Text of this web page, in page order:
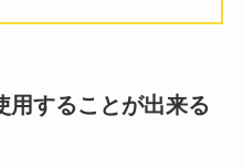
用することが出来る